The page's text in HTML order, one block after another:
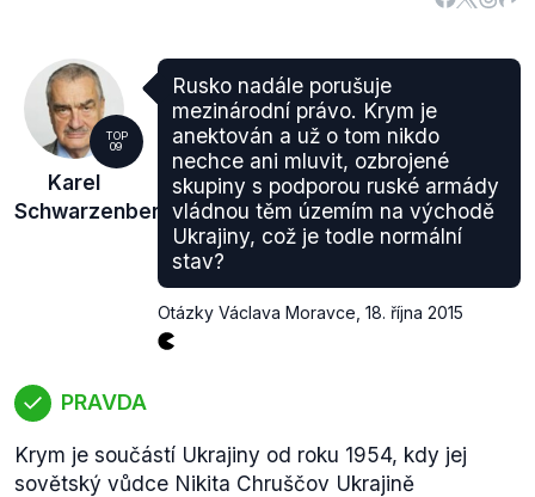
EU však byla omezená a celkový výsledek nebylo
odpovědnými orgány a závažným vadám
hodnocení ex post, která prováděla Komise a
členské státy,"
píše Evropský účetní dvůr ve svojí
zprávě, kde shrnuje výsledky fondu.
Pro rozpočtové období 2014-2020 se pak
nástupcemEBF stalFond pro vnitřní bezpečnost
(.pdf) s rozpočtem téměř 7 miliard eur. I zde se
přerozdělují prostředky prostřednictvím národních
programů. Část prostředků na ochranu vnějších
hranic tedy bude rozdělena prostřednictvím
agentury Frontex, kde budou pod kontrolou
odborníků ze všech států, část ale bude i nadále
přerozdělována prostřednictvím podobného
mechanismu jako v předchozích letech a proto
výrok hodnotíme jako zavádějící.
TOP
09
Karel
Schwarzenberg
Rusko nadále porušuje
mezinárodní právo. Krym je
anektován a už o tom nikdo
nechce ani mluvit, ozbrojené
skupiny s podporou ruské armády
vládnou těm územím na východě
Ukrajiny, což je todle normální
stav?
Otázky Václava Moravce 18. října 2015
PRAVDA
Krym je součástí Ukrajiny od roku 1954, kdy jej
sovětský vůdce Nikita Chruščov Ukrajině